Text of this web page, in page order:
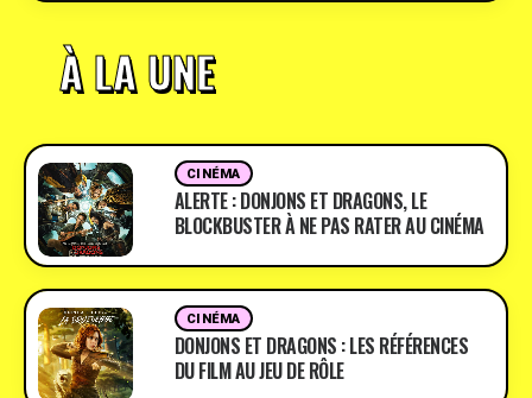
À LA UNE
CINÉMA
ALERTE : DONJONS ET DRAGONS, LE
BLOCKBUSTER À NE PAS RATER AU CINÉMA
CINÉMA
DONJONS ET DRAGONS : LES RÉFÉRENCES
DU FILM AU JEU DE RÔLE